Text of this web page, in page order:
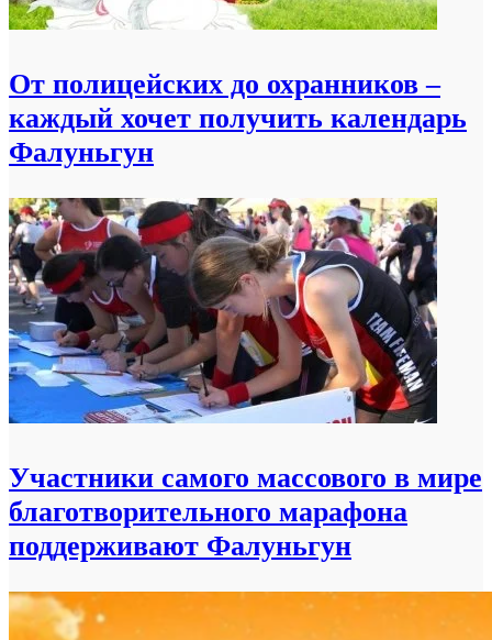
От полицейских до охранников –
каждый хочет получить календарь
Фалуньгун
Участники самого массового в мире
благотворительного марафона
поддерживают Фалуньгун